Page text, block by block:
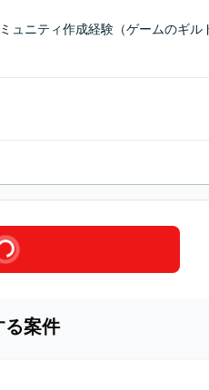
ュニティ作成経験（ゲームのギル
案件